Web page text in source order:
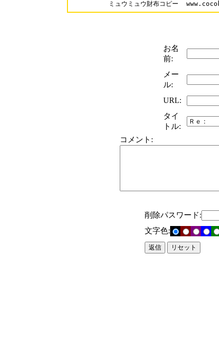
お名
前:
メー
ル:
URL:
タイ
トル:
コメント:
削除パスワード:
文字色: